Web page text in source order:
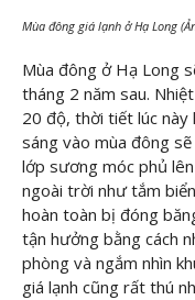
Mùa đông giá lạnh ở Hạ Long
Mùa đông ở Hạ Long
tháng 2 năm sau.
20 độ, thời tiết lúc này
sáng vào mùa đông
lớp sương móc phủ
ngoài trời như tắm
hoàn toàn bị đóng
tận hưởng bằng cách
phòng và ngắm nhìn
giá lạnh cũng rất thú